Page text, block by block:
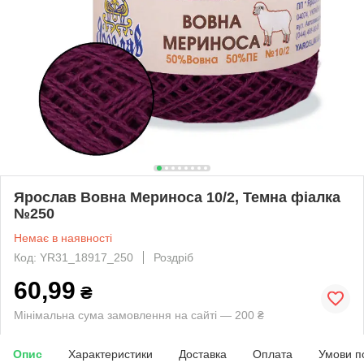
Ярослав Вовна Мериноса 10/2, Темна фіалка
№250
Немає в наявності
Код: YR31_18917_250
Роздріб
60,99 ₴
Мінімальна сума замовлення на сайті — 200 ₴
Опис Характеристики Доставка Оплата Умови